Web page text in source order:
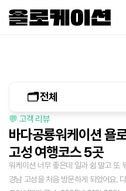
🗂️ 전체
💬 고객 리뷰
바다공룡워케이션 욜
고성 여행코스 5곳
워케이션 너무 좋은데 일과 쉼 말고 또
경남 고성을 처음 방문하게 되었어요.